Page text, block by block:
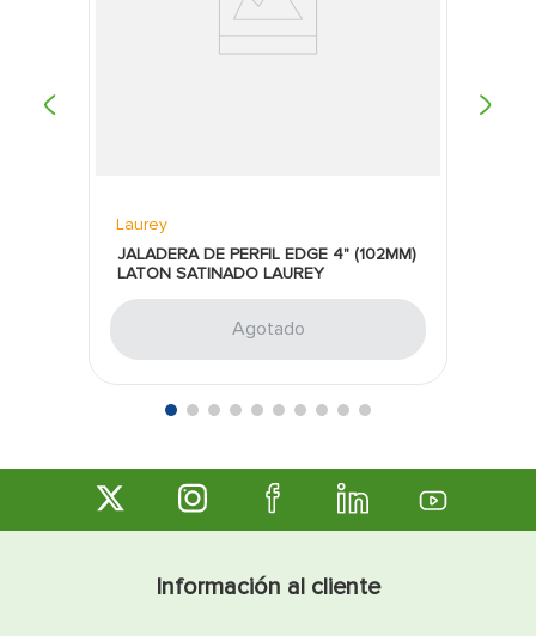
Laurey
JALADERA DE PERFIL EDGE 4" (102MM)
LATON SATINADO LAUREY
Agotado
Información al cliente